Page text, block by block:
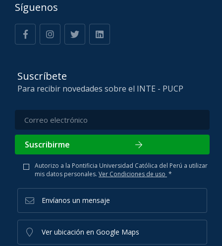
Síguenos
Suscríbete
Para recibir novedades sobre el INTE - PUCP
Suscribirme
Autorizo a la Pontificia Universidad Católica del Perú a utilizar
mis datos personales. Ver Condiciones de uso *
Envíanos un mensaje
Ver ubicación en Google Maps